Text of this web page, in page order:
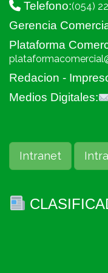
Telefono:(054)
Gerencia
Plataforma
Redacion -
Medios Digitales:
Intranet